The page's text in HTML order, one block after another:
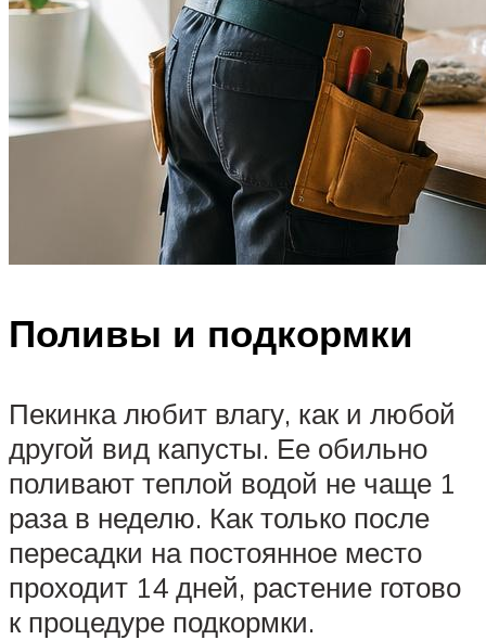
Поливы и подкормки
Пекинка любит влагу, как и любой
другой вид капусты. Ее обильно
поливают теплой водой не чаще 1
раза в неделю. Как только после
пересадки на постоянное место
проходит 14 дней, растение готово
к процедуре подкормки.